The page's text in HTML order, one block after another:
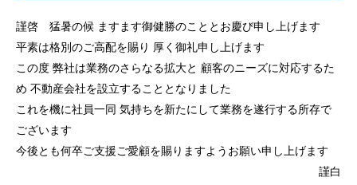
謹啓 猛暑の候 ますます御健勝のこととお慶び申し上げます
平素は格別のご高配を賜り 厚く御礼申し上げます
この度 弊社は業務のさらなる拡大と 顧客のニーズに対応するた
め 不動産会社を設立することとなりました
これを機に社員一同 気持ちを新たにして業務を遂行する所存で
ございます
今後とも何卒ご支援ご愛顧を賜りますようお願い申し上げます
謹白